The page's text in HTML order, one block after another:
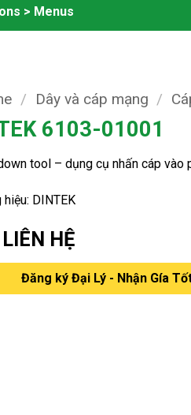
> Menus
/ Dây và cáp mạng /
6103-01001
tool – dụng cụ nhấn cáp
DINTEK
HỆ
Đăng ký Đại Lý - Nhận Gía